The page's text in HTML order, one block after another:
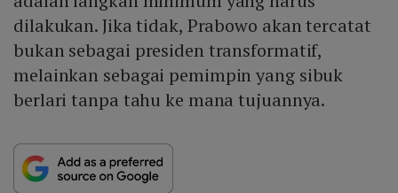
dilakukan. Jika tidak, Prabowo akan tercatat
bukan sebagai presiden transformatif,
melainkan sebagai pemimpin yang sibuk
berlari tanpa tahu ke mana tujuannya.